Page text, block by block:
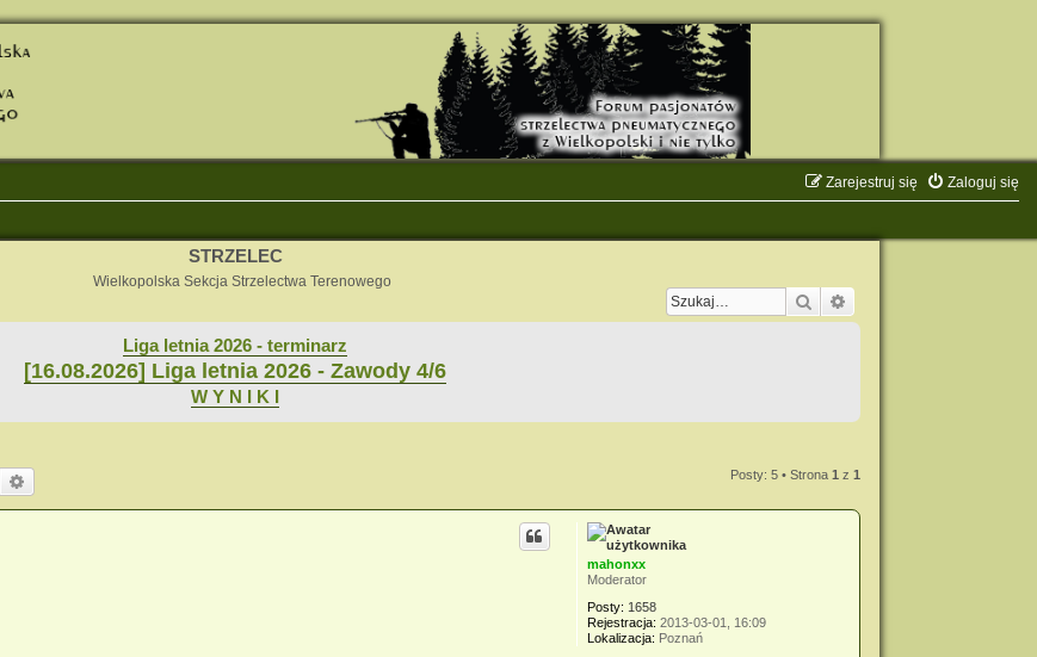
Zaloguj się
Zarejestruj się
STRZELEC
Wielkopolska Sekcja Strzelectwa Terenowego
Szukaj
Liga letnia 2026 - terminarz
[16.08.2026] Liga letnia 2026 - Zawody 4/6
W Y N I K I
Szukaj Posty: 5 • Strona1 z1
mahonxx
Moderator
Posty: 1658
Rejestracja: 2013-03-01, 16:09
Lokalizacja: Poznań